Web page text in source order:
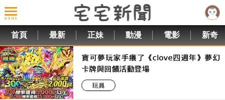
首頁 最新 正妹 動漫 電影 新奇